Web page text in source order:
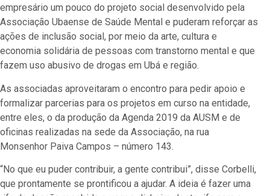
empresário um pouco do projeto social desenvolvido pela
Associação Ubaense de Saúde Mental e puderam reforçar as
ações de inclusão social, por meio da arte, cultura e
economia solidária de pessoas com transtorno mental e que
fazem uso abusivo de drogas em Ubá e região.
As associadas aproveitaram o encontro para pedir apoio e
formalizar parcerias para os projetos em curso na entidade,
entre eles, o da produção da Agenda 2019 da AUSM e de
oficinas realizadas na sede da Associação, na rua
Monsenhor Paiva Campos – número 143.
“No que eu puder contribuir, a gente contribui”, disse Corbelli,
que prontamente se prontificou a ajudar. A ideia é fazer uma